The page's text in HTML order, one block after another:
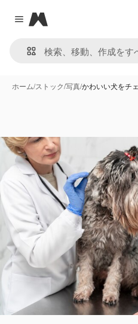
Close menu
Magnific
ホーム/ストック/写真/かわいい犬をチ